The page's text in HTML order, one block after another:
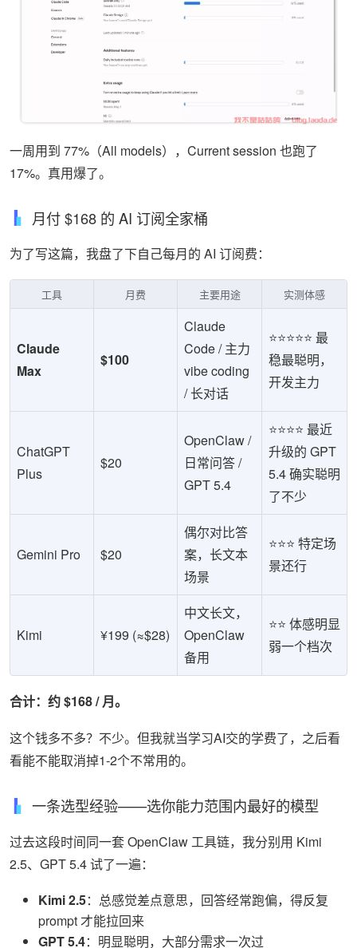
一周用到 77%（All models），Current session 也跑了
17%。真用爆了。
月付 $168 的 AI 订阅全家桶
为了写这篇，我盘了下自己每月的 AI 订阅费：
工具 月费 主要用途 实测体感
Claude
Max
$100
Claude
Code / 主力
vibe coding
/ 长对话
⭐⭐⭐⭐⭐ 最
稳最聪明，
开发主力
ChatGPT
Plus
$20
OpenClaw /
日常问答 /
GPT 5.4
⭐⭐⭐⭐ 最近
升级的 GPT
5.4 确实聪明
了不少
Gemini Pro $20
偶尔对比答
案，长文本
场景
⭐⭐⭐ 特定场
景还行
Kimi ¥199 (≈$28)
中文长文，
OpenClaw
备用
⭐⭐ 体感明显
弱一个档次
合计：约 $168 / 月。
这个钱多不多？不少。但我就当学习AI交的学费了，之后看
看能不能取消掉1-2个不常用的。
一条选型经验——选你能力范围内最好的模型
过去这段时间同一套 OpenClaw 工具链，我分别用 Kimi
2.5、GPT 5.4 试了一遍：
Kimi 2.5：总感觉差点意思，回答经常跑偏，得反复
prompt 才能拉回来
GPT 5.4：明显聪明，大部分需求一次过